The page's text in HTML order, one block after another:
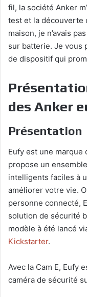
fil, la société Anker
test et la découverte
maison, je n’avais
sur batterie. Je vous
de dispositif qui
des Anker
Présentation
Eufy est une marque
propose un
intelligents faciles à
améliorer votre vie.
personne connecté,
solution de sécurité
modèle à été lancé
Kickstarter.
Avec la Cam E, Eufy
caméra de sécurité